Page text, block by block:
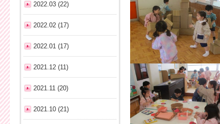
2022.03 (22)
2022.02 (17)
2022.01 (17)
2021.12 (11)
2021.11 (20)
2021.10 (21)